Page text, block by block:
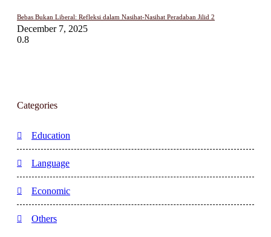
Bebas Bukan Liberal: Refleksi dalam Nasihat-Nasihat Peradaban Jilid 2
December 7, 2025
Categories
Education
Language
Economic
Others